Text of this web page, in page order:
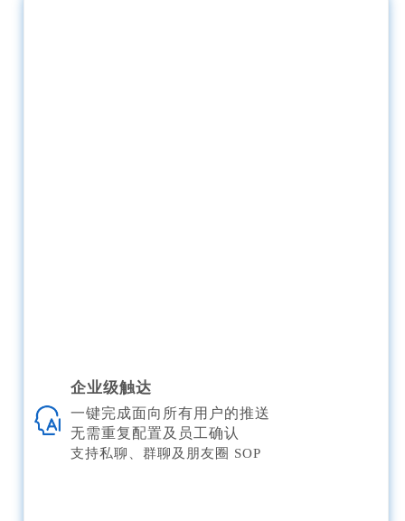
企业级触达
一键完成面向所有用户的推送
无需重复配置及员工确认
支持私聊、群聊及朋友圈 SOP